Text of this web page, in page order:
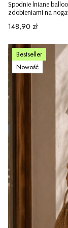
Spodnie lniane
zdobieniami na
Cena
148,90 zł
Bestseller
Nowość